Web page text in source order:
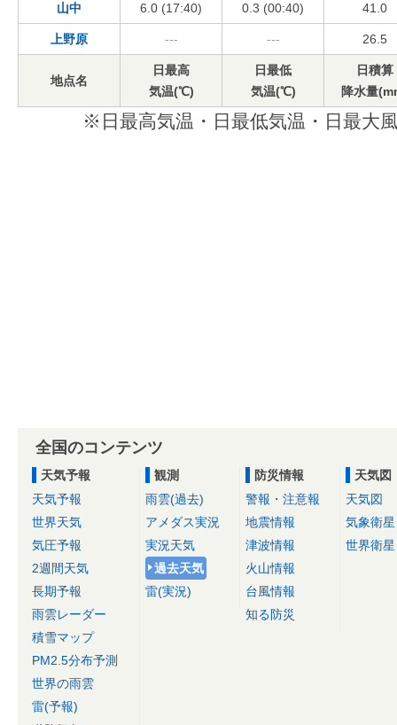
山中 6.0 (17:40) 0.3 (00:40) 41.0
上野原 --- --- 26.5
地点名
日最高
気温(℃)
日最低
気温(℃)
日積算
降水量
※日最高気温・日最低気温・日最大
全国のコンテンツ
天気予報
天気予報
世界天気
気圧予報
2週間天気
長期予報
雨雲レーダー
積雪マップ
PM2.5分布予測
世界の雨雲
雷(予報)
観測
雨雲(過去)
アメダス実況
実況天気
過去天気
雷(実況)
防災情報
警報・注意報
地震情報
津波情報
火山情報
台風情報
知る防災
天気図
天気図
気象衛星
世界衛星